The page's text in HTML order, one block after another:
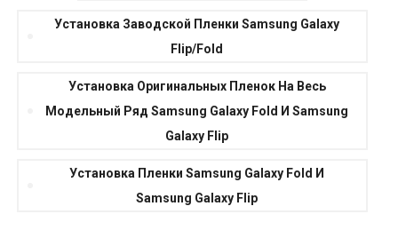
Установка Заводской Пленки Samsung Galaxy
Flip/Fold
Установка Оригинальных Пленок На Весь
Модельный Ряд Samsung Galaxy Fold И Samsung
Galaxy Flip
Установка Пленки Samsung Galaxy Fold И
Samsung Galaxy Flip